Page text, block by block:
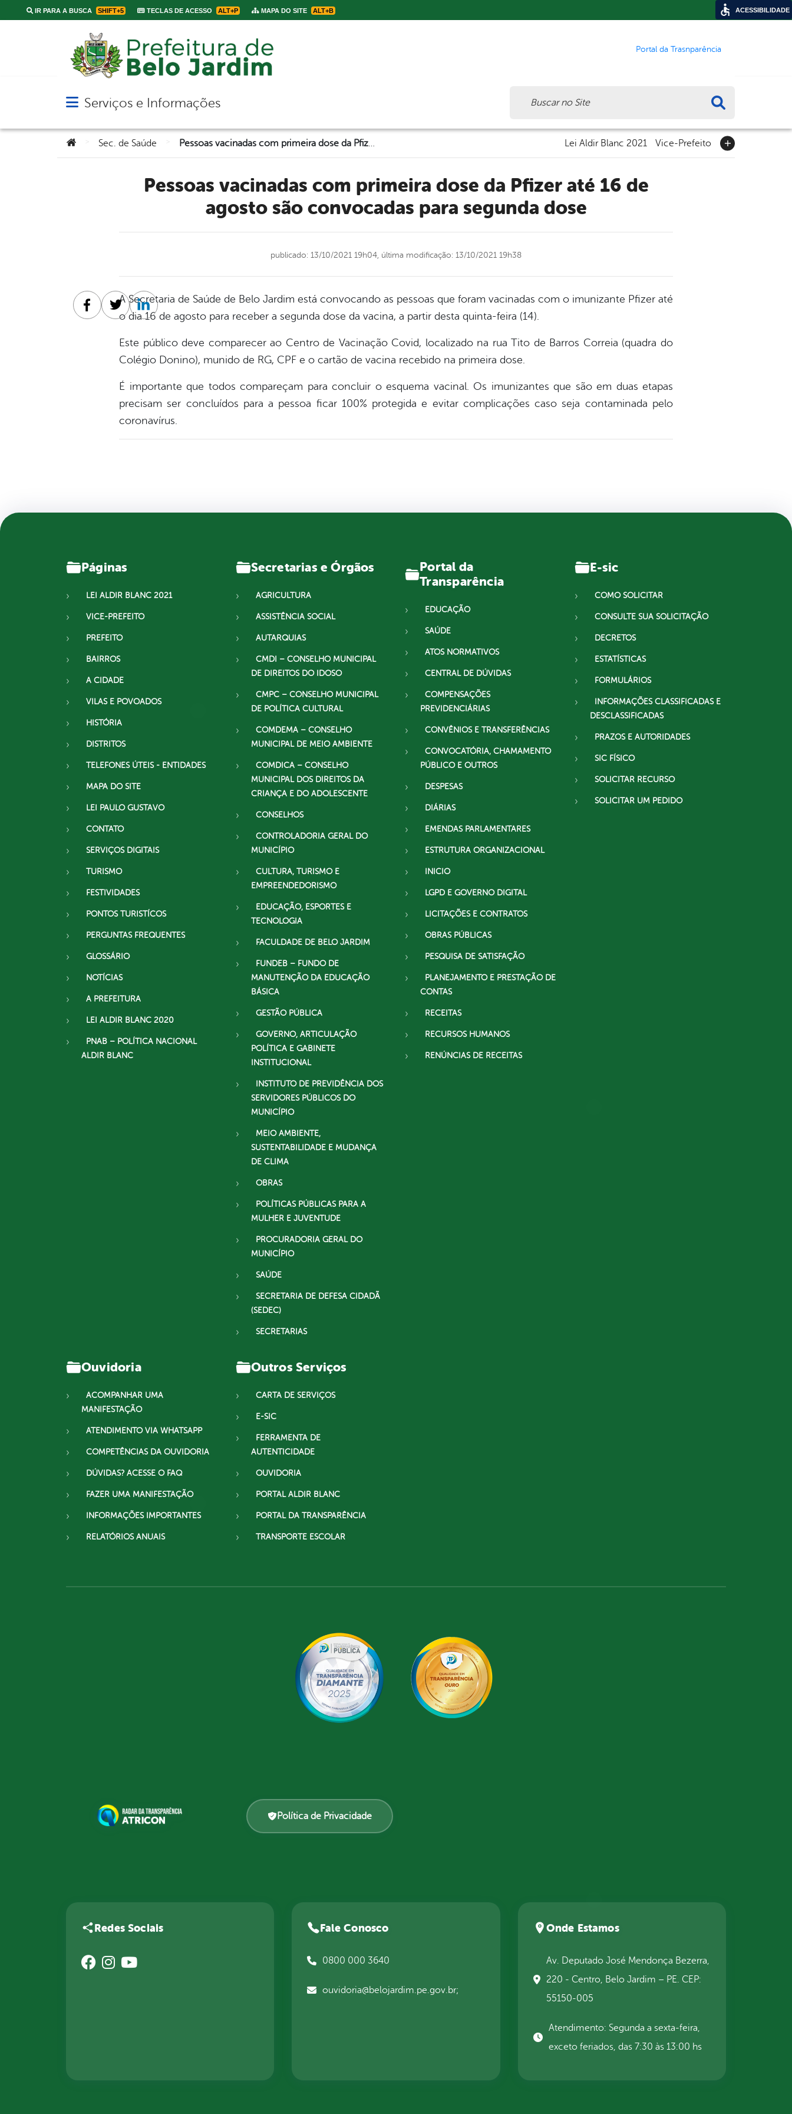
IR PARA A BUSCA SHIFT+5 TECLAS DE ACESSO ALT+P MAPA DO SITE ALT+B
Portal da Trasnparência
Abrir menu principal de navegação
Serviços e Informações
Você está aqui:Sec. de Saúde Lei Aldir Blanc 2021 Vice-Prefeito
Pessoas vacinadas com primeira dose da Pfizer até 16 de
agosto são convocadas para segunda dose
publicado: 13/10/2021 19h04, última modificação: 13/10/2021 19h38
A Secretaria de Saúde de Belo Jardim está convocando as pessoas que foram vacinadas com o imunizante Pfizer até
o dia 16 de agosto para receber a segunda dose da vacina, a partir desta quinta-feira (14).
Este público deve comparecer ao Centro de Vacinação Covid, localizado na rua Tito de Barros Correia (quadra do
Colégio Donino), munido de RG, CPF e o cartão de vacina recebido na primeira dose.
É importante que todos compareçam para concluir o esquema vacinal. Os imunizantes que são em duas etapas
precisam ser concluídos para a pessoa ficar 100% protegida e evitar complicações caso seja contaminada pelo
coronavírus.
Facebook
TwitterLinkedin
Páginas
LEI ALDIR BLANC 2021
VICE-PREFEITO
PREFEITO
BAIRROS
A CIDADE
VILAS E POVOADOS
HISTÓRIA
DISTRITOS
TELEFONES ÚTEIS - ENTIDADES
MAPA DO SITE
LEI PAULO GUSTAVO
CONTATO
SERVIÇOS DIGITAIS
TURISMO
FESTIVIDADES
PONTOS TURISTÍCOS
PERGUNTAS FREQUENTES
GLOSSÁRIO
NOTÍCIAS
A PREFEITURA
LEI ALDIR BLANC 2020
PNAB – POLÍTICA NACIONAL
ALDIR BLANC
Secretarias e Órgãos
AGRICULTURA
ASSISTÊNCIA SOCIAL
AUTARQUIAS
CMDI – CONSELHO MUNICIPAL
DE DIREITOS DO IDOSO
CMPC – CONSELHO MUNICIPAL
DE POLÍTICA CULTURAL
COMDEMA – CONSELHO
MUNICIPAL DE MEIO AMBIENTE
COMDICA – CONSELHO
MUNICIPAL DOS DIREITOS DA
CRIANÇA E DO ADOLESCENTE
CONSELHOS
CONTROLADORIA GERAL DO
MUNICÍPIO
CULTURA, TURISMO E
EMPREENDEDORISMO
EDUCAÇÃO, ESPORTES E
TECNOLOGIA
FACULDADE DE BELO JARDIM
FUNDEB – FUNDO DE
MANUTENÇÃO DA EDUCAÇÃO
BÁSICA
GESTÃO PÚBLICA
GOVERNO, ARTICULAÇÃO
POLÍTICA E GABINETE
INSTITUCIONAL
INSTITUTO DE PREVIDÊNCIA DOS
SERVIDORES PÚBLICOS DO
MUNICÍPIO
MEIO AMBIENTE,
SUSTENTABILIDADE E MUDANÇA
DE CLIMA
OBRAS
POLÍTICAS PÚBLICAS PARA A
MULHER E JUVENTUDE
PROCURADORIA GERAL DO
MUNICÍPIO
SAÚDE
SECRETARIA DE DEFESA CIDADÃ
(SEDEC)
SECRETARIAS
Portal da
Transparência
EDUCAÇÃO
SAÚDE
ATOS NORMATIVOS
CENTRAL DE DÚVIDAS
COMPENSAÇÕES
PREVIDENCIÁRIAS
CONVÊNIOS E TRANSFERÊNCIAS
CONVOCATÓRIA, CHAMAMENTO
PÚBLICO E OUTROS
DESPESAS
DIÁRIAS
EMENDAS PARLAMENTARES
ESTRUTURA ORGANIZACIONAL
INICIO
LGPD E GOVERNO DIGITAL
LICITAÇÕES E CONTRATOS
OBRAS PÚBLICAS
PESQUISA DE SATISFAÇÃO
PLANEJAMENTO E PRESTAÇÃO DE
CONTAS
RECEITAS
RECURSOS HUMANOS
RENÚNCIAS DE RECEITAS
E-sic
COMO SOLICITAR
CONSULTE SUA SOLICITAÇÃO
DECRETOS
ESTATÍSTICAS
FORMULÁRIOS
INFORMAÇÕES CLASSIFICADAS E
DESCLASSIFICADAS
PRAZOS E AUTORIDADES
SIC FÍSICO
SOLICITAR RECURSO
SOLICITAR UM PEDIDO
Ouvidoria
ACOMPANHAR UMA
MANIFESTAÇÃO
ATENDIMENTO VIA WHATSAPP
COMPETÊNCIAS DA OUVIDORIA
DÚVIDAS? ACESSE O FAQ
FAZER UMA MANIFESTAÇÃO
INFORMAÇÕES IMPORTANTES
RELATÓRIOS ANUAIS
Outros Serviços
CARTA DE SERVIÇOS
E-SIC
FERRAMENTA DE
AUTENTICIDADE
OUVIDORIA
PORTAL ALDIR BLANC
PORTAL DA TRANSPARÊNCIA
TRANSPORTE ESCOLAR
Política de Privacidade
Redes Sociais Fale Conosco
0800 000 3640
ouvidoria@belojardim.pe.gov.br;
Onde Estamos
Av. Deputado José Mendonça Bezerra,
220 - Centro, Belo Jardim – PE. CEP:
55150-005
Atendimento: Segunda a sexta-feira,
exceto feriados, das 7:30 às 13:00 hs
ACESSIBILIDADE